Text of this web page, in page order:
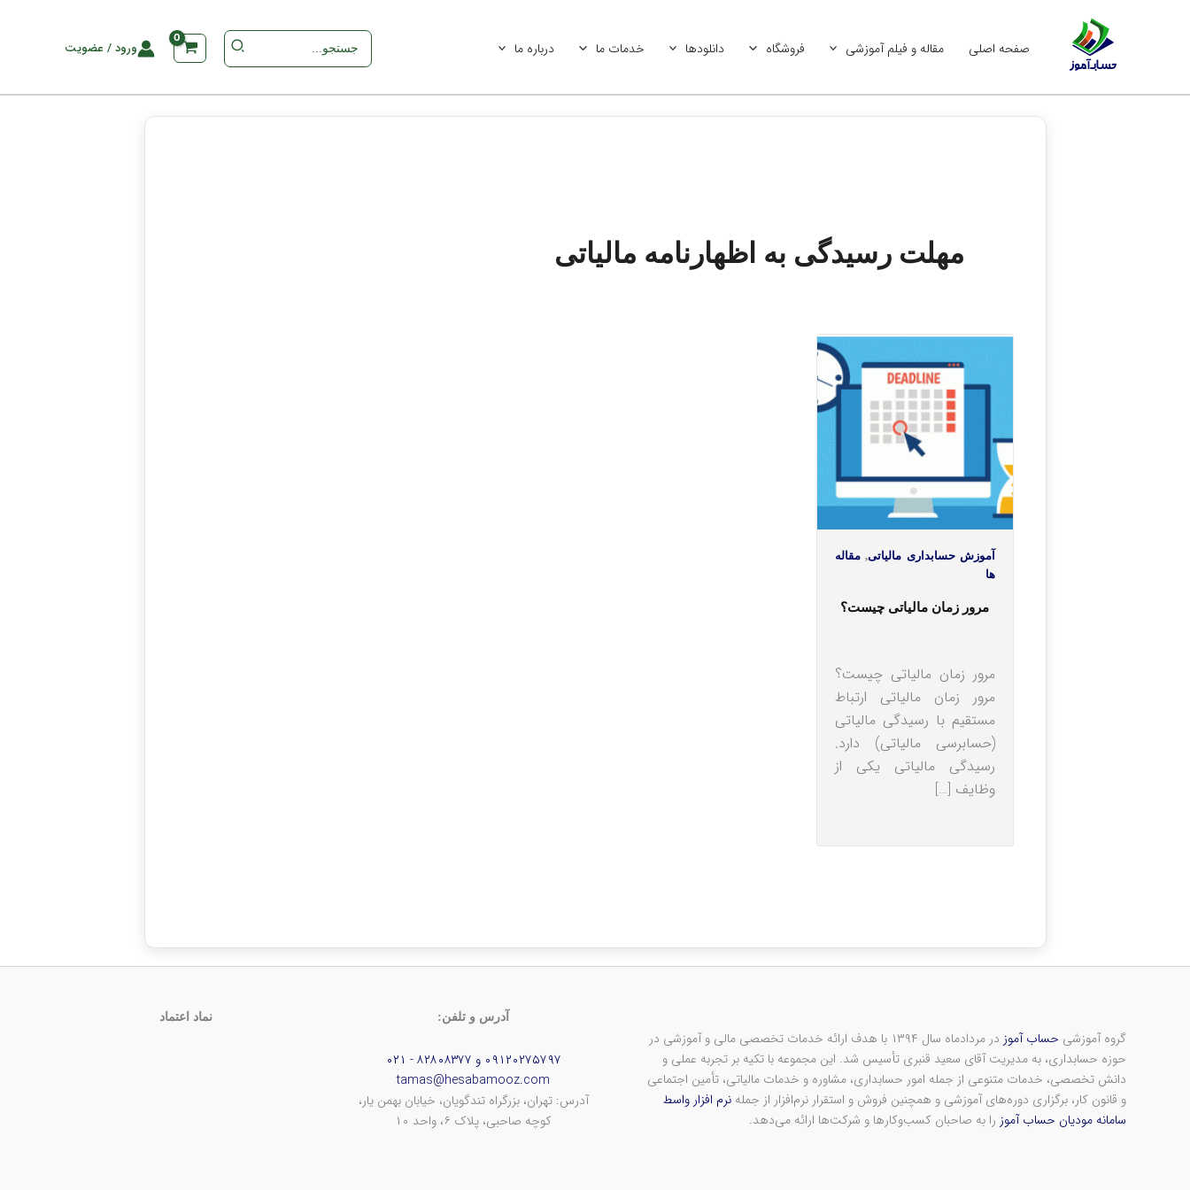
صفحه اصلی مقاله و فیلم آموزشی فروشگاه دانلودها خدمات ما درباره ما
جستجو
برای
ورود / عضویت
مهلت رسیدگی به اظهارنامه مالیاتی
آموزش حسابداری مالیاتی,مقاله
ها
مرور زمان مالیاتی چیست؟
مرور زمان مالیاتی چیست؟
مرور زمان مالیاتی ارتباط
مستقیم با رسیدگی مالیاتی
(حسابرسی مالیاتی) دارد.
رسیدگی مالیاتی یکی از
وظایف […]
گروه آموزشی حساب آموز
در مردادماه سال ۱۳۹۴ با هدف ارائه خدمات تخصصی مالی و آموزشی در
حوزه حسابداری، به مدیریت آقای سعید قنبری تأسیس شد. این مجموعه با تکیه بر تجربه عملی و
دانش تخصصی، خدمات متنوعی از جمله امور حسابداری، مشاوره و خدمات مالیاتی، تأمین اجتماعی
و قانون کار، برگزاری دوره‌های آموزشی و همچنین فروش و استقرار نرم‌افزار از جمله نرم افزار واسط
سامانه مودیان حساب آموز را به صاحبان کسب‌وکارها و شرکت‌ها ارائه می‌دهد.
آدرس و تلفن:
۰۹۱۲۰۲۷۵۷۹۷ و ۸۲۸۰۸۳۷۷ - ۰۲۱
tamas@hesabamooz.com
آدرس: تهران، بزرگراه تندگویان، خیابان بهمن یار،
کوچه صاحبی، پلاک ۶، واحد ۱۰
نماد اعتماد